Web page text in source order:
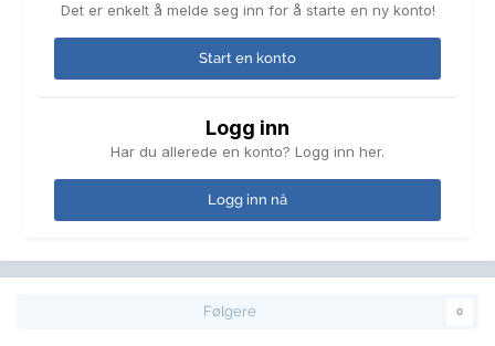
Det er enkelt å melde seg inn for å starte en ny konto!
Start en konto
Logg inn
Har du allerede en konto? Logg inn her.
Logg inn nå
Følgere 0